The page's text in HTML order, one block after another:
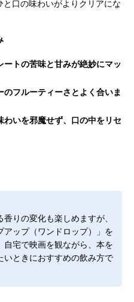
口の味わいがよりクリアにな
ートの苦味と甘みが絶妙にマッ
のフルーティーさとよく合いま
いを邪魔せず、口の中をリセ
りの変化も楽しめますが、
ップ（ワンドロップ）」を
宅で映画を観ながら、本を
いときにおすすめの飲み方で